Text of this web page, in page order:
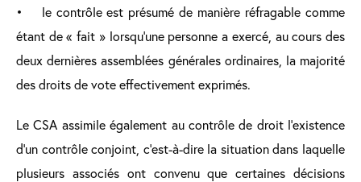
• le contrôle est présumé de manière réfragable comme
étant de « fait » lorsqu’une personne a exercé, au cours des
deux dernières assemblées générales ordinaires, la majorité
des droits de vote effectivement exprimés.
Le CSA assimile également au contrôle de droit l’existence
d’un contrôle conjoint, c’est-à-dire la situation dans laquelle
plusieurs associés ont convenu que certaines décisions